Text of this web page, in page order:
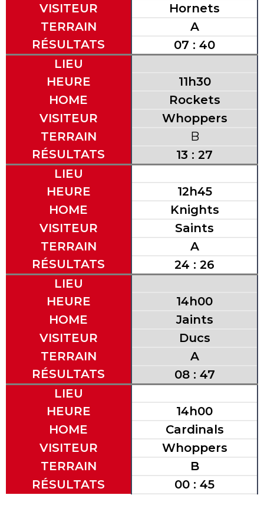
VISITEUR
Hornets
TERRAIN
A
RÉSULTATS
07 : 40
LIEU
HEURE
11h30
HOME
Rockets
VISITEUR
Whoppers
TERRAIN
B
RÉSULTATS
13 : 27
LIEU
HEURE
12h45
HOME
Knights
VISITEUR
Saints
TERRAIN
A
RÉSULTATS
24 : 26
LIEU
HEURE
14h00
HOME
Jaints
VISITEUR
Ducs
TERRAIN
A
RÉSULTATS
08 : 47
LIEU
HEURE
14h00
HOME
Cardinals
VISITEUR
Whoppers
TERRAIN
B
RÉSULTATS
00 : 45